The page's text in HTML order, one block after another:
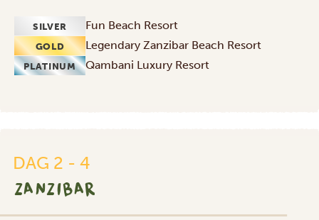
SILVER Fun Beach Resort
GOLD Legendary Zanzibar Beach Resort
PLATINUM Qambani Luxury Resort
DAG 2 - 4
ZANZIBAR